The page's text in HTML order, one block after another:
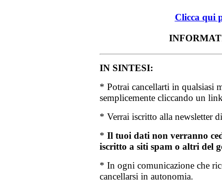
Clicca qui
IN SINTESI:
* Potrai cancellarti in qualsiasi
semplicemente cliccando un
* Verrai iscritto alla newsletter
* Il tuoi dati non verranno
iscritto a siti spam o altri del
* In ogni comunicazione che
cancellarsi in autonomia.